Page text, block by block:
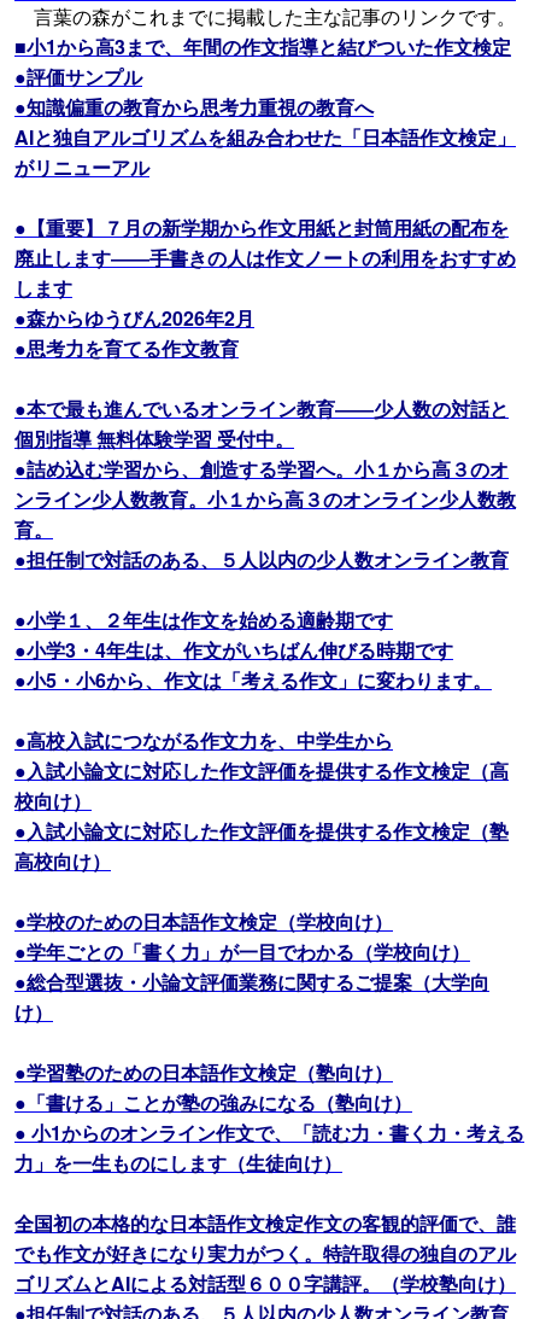
言葉の森がこれまでに掲載した主な記事のリンクです。
■小1から高3まで、年間の作文指導と結びついた作文検定
●評価サンプル
●知識偏重の教育から思考力重視の教育へ
AIと独自アルゴリズムを組み合わせた「日本語作文検定」
がリニューアル
●【重要】７月の新学期から作文用紙と封筒用紙の配布を
廃止します――手書きの人は作文ノートの利用をおすすめ
します
●森からゆうびん2026年2月
●思考力を育てる作文教育
●本で最も進んでいるオンライン教育――少人数の対話と
個別指導 無料体験学習 受付中。
●詰め込む学習から、創造する学習へ。小１から高３のオ
ンライン少人数教育。小１から高３のオンライン少人数教
育。
●担任制で対話のある、５人以内の少人数オンライン教育
●小学１、２年生は作文を始める適齢期です
●小学3・4年生は、作文がいちばん伸びる時期です
●小5・小6から、作文は「考える作文」に変わります。
●高校入試につながる作文力を、中学生から
●入試小論文に対応した作文評価を提供する作文検定（高
校向け）
●入試小論文に対応した作文評価を提供する作文検定（塾
高校向け）
●学校のための日本語作文検定（学校向け）
●学年ごとの「書く力」が一目でわかる（学校向け）
●総合型選抜・小論文評価業務に関するご提案（大学向
け）
●学習塾のための日本語作文検定（塾向け）
●「書ける」ことが塾の強みになる（塾向け）
● 小1からのオンライン作文で、「読む力・書く力・考える
力」を一生ものにします（生徒向け）
全国初の本格的な日本語作文検定作文の客観的評価で、誰
でも作文が好きになり実力がつく。特許取得の独自のアル
ゴリズムとAIによる対話型６００字講評。（学校塾向け）
●担任制で対話のある、５人以内の少人数オンライン教育